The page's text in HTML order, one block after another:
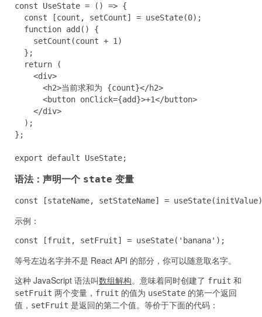
const UseState = () => {
const [count, setCount] = useState(0);
function add() {
setCount(count + 1)
};
return (
<div>
<h2>当前求和为 {count}</h2>
<button onClick={add}>+1</button>
</div>
);
};
export default UseState;
语法：声明一个 state 变量
const [stateName, setStateName] = useState(initValue)
示例：
const [fruit, setFruit] = useState('banana');
等号左边名字并不是 React API 的部分，你可以随意取名字。
这种 JavaScript 语法叫数组解构。意味着同时创建了 fruit 和
setFruit 两个变量， fruit 的值为 useState 的第一个返回
值， setFruit 是返回的第二个值。等价于下面的代码：